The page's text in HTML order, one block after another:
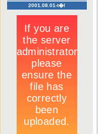
2001.08.01-t�l